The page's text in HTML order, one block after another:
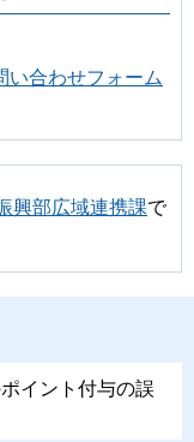
い合わせフォーム
興部広域連携課で
イント付与の誤